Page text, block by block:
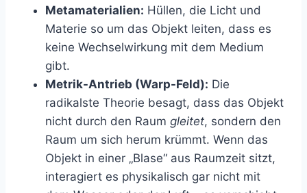
Metamaterialien: Hüllen, die Licht und
Materie so um das Objekt leiten, dass es
keine Wechselwirkung mit dem Medium
gibt.
Metrik-Antrieb (Warp-Feld): Die
radikalste Theorie besagt, dass das Objekt
nicht durch den Raum gleitet, sondern den
Raum um sich herum krümmt. Wenn das
Objekt in einer „Blase“ aus Raumzeit sitzt,
interagiert es physikalisch gar nicht mit